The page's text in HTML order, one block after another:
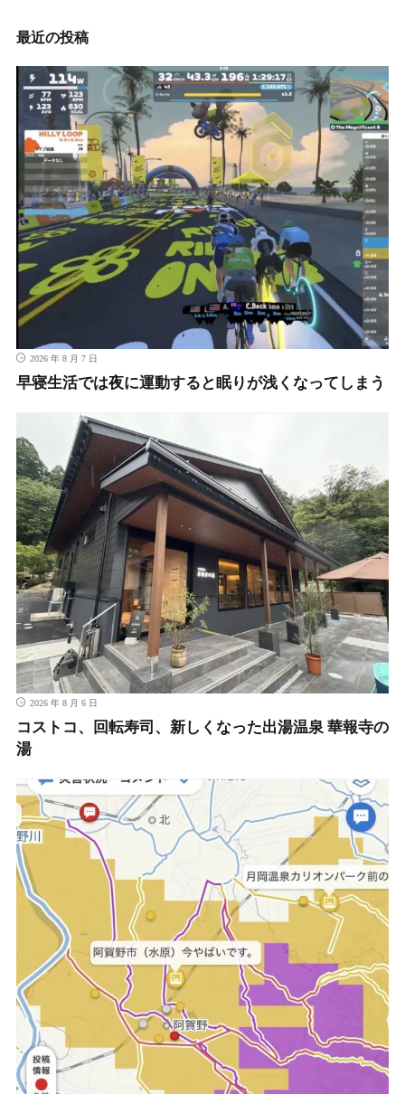
最近の投稿
2026 年 8 月 7 日
早寝生活では夜に運動すると眠りが浅くなってしまう
2026 年 8 月 6 日
コストコ、回転寿司、新しくなった出湯温泉 華報寺の
湯